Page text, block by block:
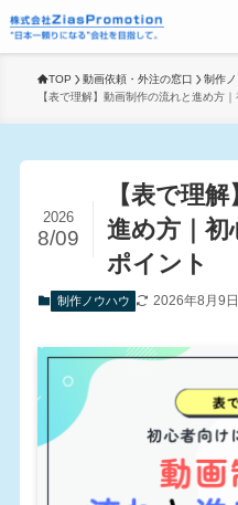
TOP 動画依頼・外注の窓口
制作
【表で理解】動画制作の流れと進め方
【表で理
進め方｜初
ポイント
2026
8/09
制作ノウハウ 2026年8月9日